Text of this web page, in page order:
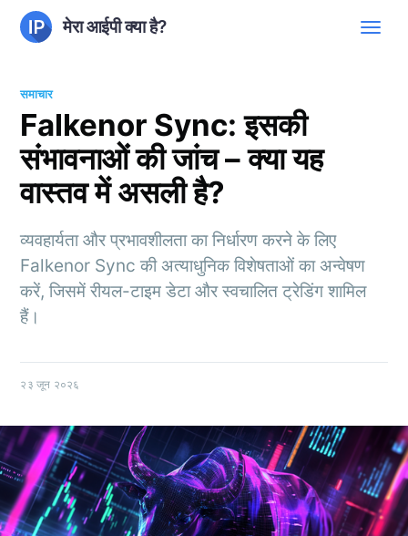
मेरा आईपी क्या है?
समाचार
Falkenor Sync: इसकी
संभावनाओं की जांच – क्या यह
वास्तव में असली है?
व्यवहार्यता और प्रभावशीलता का निर्धारण करने के लिए
Falkenor Sync की अत्याधुनिक विशेषताओं का अन्वेषण
करें, जिसमें रीयल-टाइम डेटा और स्वचालित ट्रेडिंग शामिल
हैं।
२३ जून २०२६